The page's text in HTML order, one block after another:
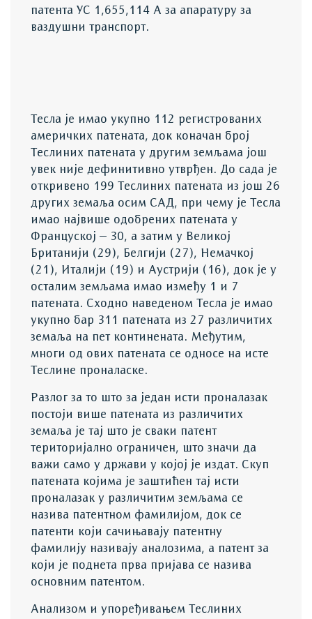
патента УС 1,655,114 А за апаратуру за
ваздушни транспорт.
Тесла је имао укупно 112 регистрованих
америчких патената, док коначан број
Теслиних патената у другим земљама још
увек није дефинитивно утврђен. До сада је
откривено 199 Теслиних патената из још 26
других земаља осим САД, при чему је Тесла
имао највише одобрених патената у
Француској – 30, а затим у Великој
Британији (29), Белгији (27), Немачкој
(21), Италији (19) и Аустрији (16), док је у
осталим земљама имао између 1 и 7
патената. Сходно наведеном Тесла је имао
укупно бар 311 патената из 27 различитих
земаља на пет континената. Међутим,
многи од ових патената се односе на исте
Теслине проналаске.
Разлог за то што за један исти проналазак
постоји више патената из различитих
земаља је тај што је сваки патент
територијално ограничен, што значи да
важи само у држави у којој је издат. Скуп
патената којима је заштићен тај исти
проналазак у различитим земљама се
назива патентном фамилијом, док се
патенти који сачињавају патентну
фамилију називају аналозима, а патент за
који је поднета прва пријава се назива
основним патентом.
Анализом и упоређивањем Теслиних